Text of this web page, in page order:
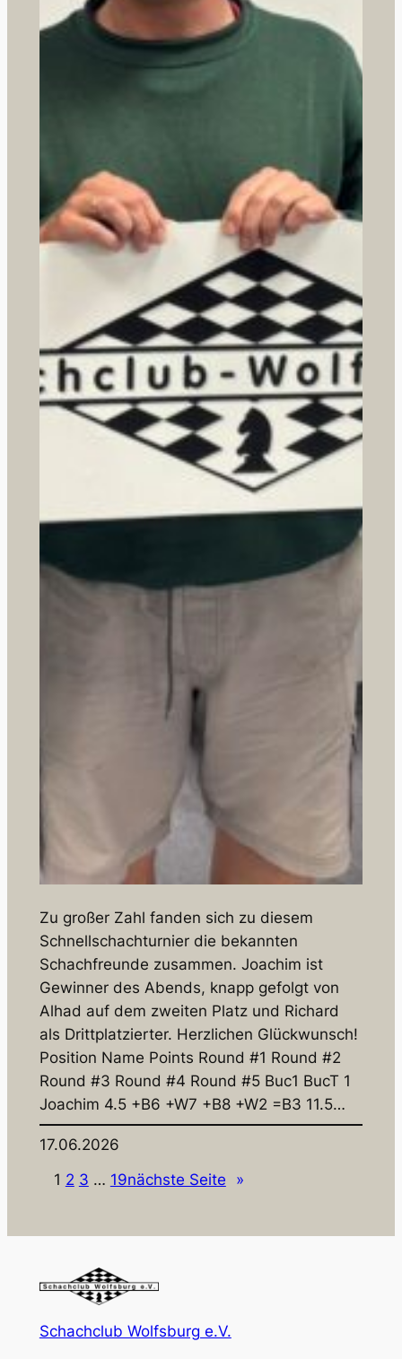
Zu großer Zahl fanden sich zu diesem
Schnellschachturnier die bekannten
Schachfreunde zusammen. Joachim ist
Gewinner des Abends, knapp gefolgt von
Alhad auf dem zweiten Platz und Richard
als Drittplatzierter. Herzlichen Glückwunsch!
Position Name Points Round #1 Round #2
Round #3 Round #4 Round #5 Buc1 BucT 1
Joachim 4.5 +B6 +W7 +B8 +W2 =B3 11.5…
17.06.2026
1 2 3 … 19nächste Seite »
Schachclub Wolfsburg e.V.